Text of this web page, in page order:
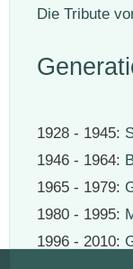
Die Tribute
1928 - 1945:
1946 - 1964:
1965 - 1979:
1980 - 1995:
1996 - 2010: